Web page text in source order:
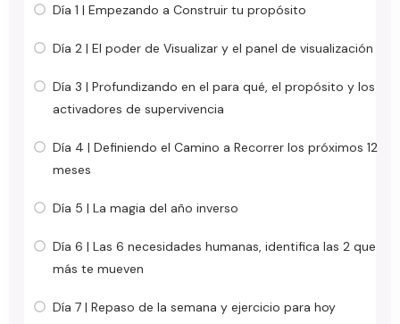
Día 1 | Empezando a Construir tu propósito
Día 2 | El poder de Visualizar y el panel de visualización
Día 3 | Profundizando en el para qué, el propósito y los
activadores de supervivencia
Día 4 | Definiendo el Camino a Recorrer los próximos 12
meses
Día 5 | La magia del año inverso
Día 6 | Las 6 necesidades humanas, identifica las 2 que
más te mueven
Día 7 | Repaso de la semana y ejercicio para hoy